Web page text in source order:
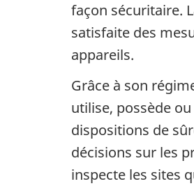
façon sécuritaire.
satisfaite des
appareils.
Grâce à son
utilise, possède
dispositions de
décisions sur les
inspecte les sites